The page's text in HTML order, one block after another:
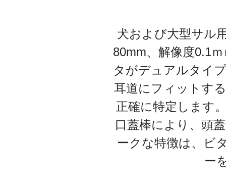
犬および大型サル
80mm、解像度0.1
タがデュアルタイ
耳道にフィットす
正確に特定します
口蓋棒により、頭
ークな特徴は、ビ
ー